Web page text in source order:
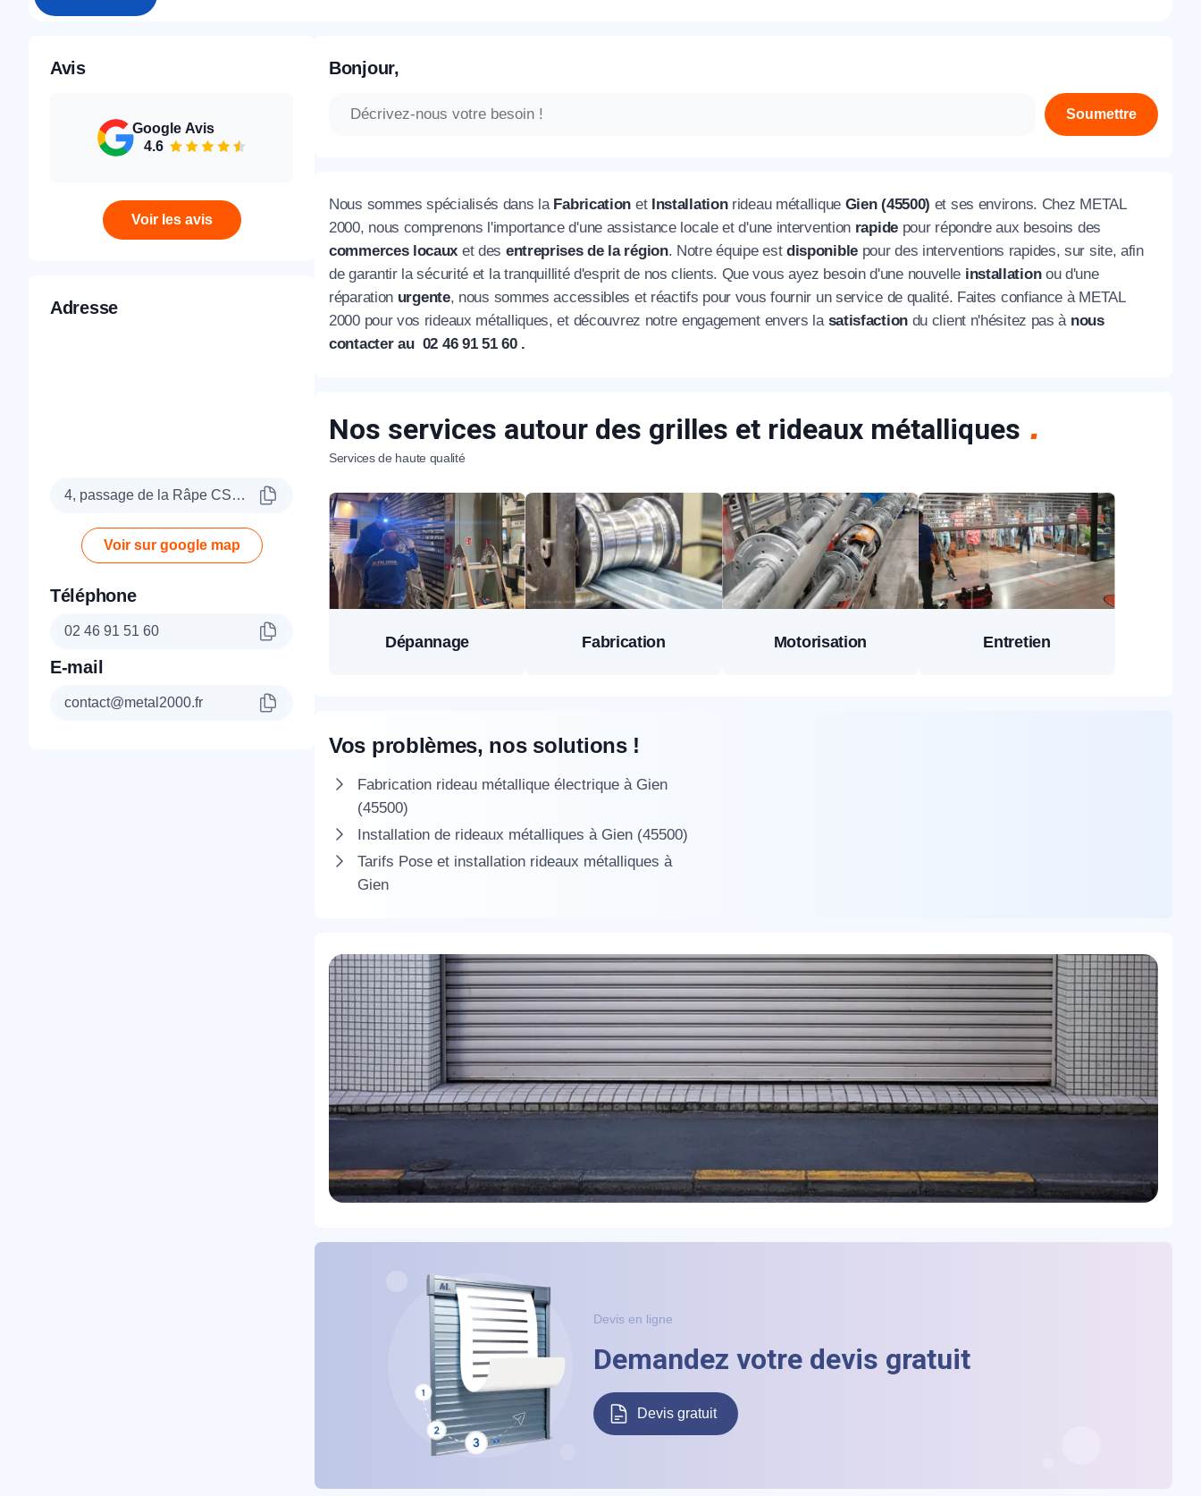
Avis
Google Avis
4.6
Voir les avis
Adresse
4, passage de la Râpe CS31635, 45006 Orléans Cedex
Voir sur google map
Téléphone
02 46 91 51 60
E-mail
contact@metal2000.fr
Bonjour,
Soumettre
Nous sommes spécialisés dans la Fabrication et Installationrideau métallique Gien (45500) et ses environs. Chez METAL
2000, nous comprenons l'importance d'une assistance locale et d'une intervention rapide pour répondre aux besoins des
commerces locaux et des entreprises de la région. Notre équipe est disponible pour des interventions rapides, sur site, afin
de garantir la sécurité et la tranquillité d'esprit de nos clients. Que vous ayez besoin d'une nouvelle installation ou d'une
réparation urgente, nous sommes accessibles et réactifs pour vous fournir un service de qualité. Faites confiance à METAL
2000 pour vos rideaux métalliques, et découvrez notre engagement envers la satisfaction du client n'hésitez pas ànous
contacter au 02 46 91 51 60 .
Nos services autour des grilles et rideaux métalliques
Services de haute qualité
Dépannage Fabrication Motorisation Entretien
Vos problèmes, nos solutions !
Fabrication rideau métallique électrique à Gien
(45500)
Installation de rideaux métalliques à Gien (45500)
Tarifs Pose et installation rideaux métalliques à
Gien
Devis en ligne
Demandez votre devis gratuit
Devis gratuit
Rappel immédiat
Nous vous remercions pour
votre confiance !
Nom Prénom
+33
Code Postal
* Champs obligatoires pour traiter votre demande.